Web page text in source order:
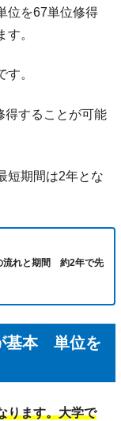
位を67単位修得
。
。
得することが可能
短期間は2年とな
流れと期間 約2年で先
基本 単位を
ります。大学で